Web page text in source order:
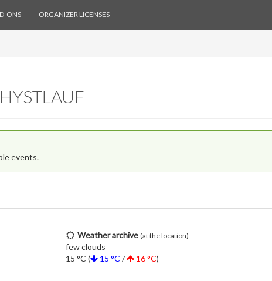
ONS ORGANIZER LICENSES
events.
Weather archive (at the location)
few clouds
15 °C (
15 °C / 16 °C)